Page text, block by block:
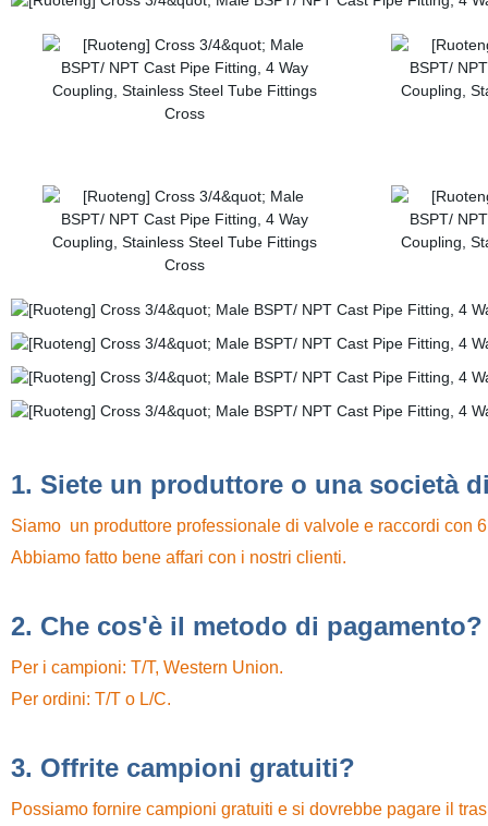
1. Siete un produttore o una società
Siamo un produttore professionale di valvole e raccordi con
Abbiamo fatto bene affari con i nostri clienti.
2. Che cos'è il metodo di pagamento?
Per i campioni: T/T, Western Union.
Per ordini: T/T o L/C.
3. Offrite campioni gratuiti?
Possiamo fornire campioni gratuiti e si dovrebbe pagare il